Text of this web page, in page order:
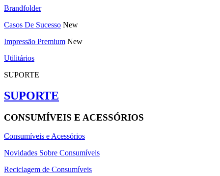
Brandfolder
Casos De Sucesso New
Impressão Premium New
Utilitários
SUPORTE
SUPORTE
CONSUMÍVEIS E ACESSÓRIOS
Consumíveis e Acessórios
Novidades Sobre Consumíveis
Reciclagem de Consumíveis